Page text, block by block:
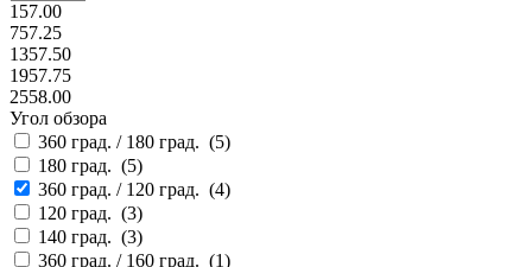
157.00
757.25
1357.50
1957.75
2558.00
Угол обзора
360 град. / 180 град. (5)
180 град. (5)
360 град. / 120 град. (4)
120 град. (3)
140 град. (3)
360 град. / 160 град. (1)